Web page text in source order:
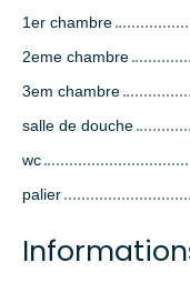
1er chambre
2eme chambre
3em chambre
salle de douche
wc
palier